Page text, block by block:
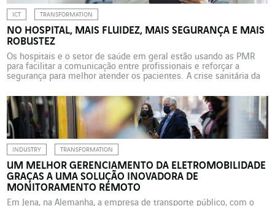
ICT TRANSFORMATION
NO HOSPITAL, MAIS FLUIDEZ, MAIS SEGURANÇA E MAIS
ROBUSTEZ
Os hospitais e o setor de saúde em geral estão usando as PMR
para facilitar a comunicação entre profissionais e reforçar a
segurança para melhor atender os pacientes. A crise sanitária da
eficaz. Os ciberataques contra estabelecimentos de saúde na
França e na Europa evidenciaram as […]
INDUSTRY TRANSFORMATION
UM MELHOR GERENCIAMENTO DA ELETROMOBILIDADE
GRAÇAS A UMA SOLUÇÃO INOVADORA DE
MONITORAMENTO REMOTO
Em Jena, na Alemanha, a empresa de transporte público, com o